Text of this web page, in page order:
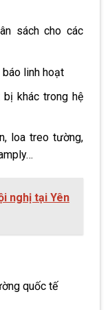
sách cho các
linh hoạt
khác trong hệ
loa treo tường,
nghị tại Yên
quốc tế